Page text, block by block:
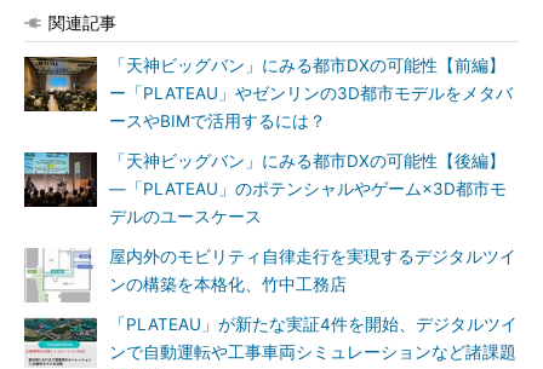
関連記事
「天神ビッグバン」にみる都市DXの可能性【前編】
ー「PLATEAU」やゼンリンの3D都市モデルをメタバ
ースやBIMで活用するには？
「天神ビッグバン」にみる都市DXの可能性【後編】
―「PLATEAU」のポテンシャルやゲーム×3D都市モ
デルのユースケース
屋内外のモビリティ自律走行を実現するデジタルツイ
ンの構築を本格化、竹中工務店
「PLATEAU」が新たな実証4件を開始、デジタルツイ
ンで自動運転や工事車両シミュレーションなど諸課題